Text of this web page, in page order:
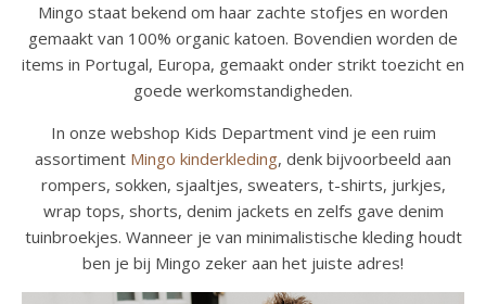
Mingo staat bekend om haar zachte stofjes en worden
gemaakt van 100% organic katoen. Bovendien worden de
items in Portugal, Europa, gemaakt onder strikt toezicht en
goede werkomstandigheden.
In onze webshop Kids Department vind je een ruim
assortiment Mingo kinderkleding, denk bijvoorbeeld aan
rompers, sokken, sjaaltjes, sweaters, t-shirts, jurkjes,
wrap tops, shorts, denim jackets en zelfs gave denim
tuinbroekjes. Wanneer je van minimalistische kleding houdt
ben je bij Mingo zeker aan het juiste adres!